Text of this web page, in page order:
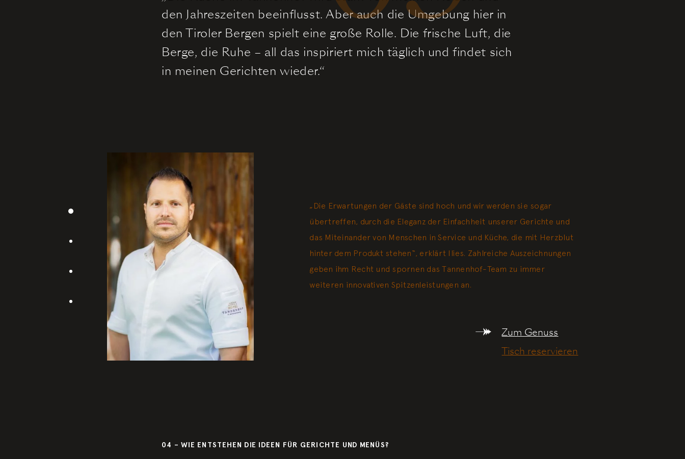
den Jahreszeiten beeinflusst. Aber auch die Umgebung hier in
den Tiroler Bergen spielt eine große Rolle. Die frische Luft, die
Berge, die Ruhe – all das inspiriert mich täglich und findet sich
in meinen Gerichten wieder.“
„Die Erwartungen der Gäste sind hoch und wir werden sie sogar
übertreffen, durch die Eleganz der Einfachheit unserer Gerichte und
das Miteinander von Menschen in Service und Küche, die mit Herzblut
hinter dem Produkt stehen“, erklärt Ilies. Zahlreiche Auszeichnungen
geben ihm Recht und spornen das Tannenhof-Team zu immer
weiteren innovativen Spitzenleistungen an.
Zum Genuss
Tisch reservieren
04 – WIE ENTSTEHEN DIE IDEEN FÜR GERICHTE UND MENÜS?